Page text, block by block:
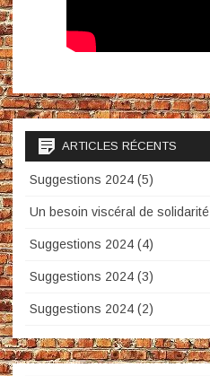
ARTICLES RÉCENTS
Suggestions 2024 (5)
Un besoin viscéral de solidarité
Suggestions 2024 (4)
Suggestions 2024 (3)
Suggestions 2024 (2)